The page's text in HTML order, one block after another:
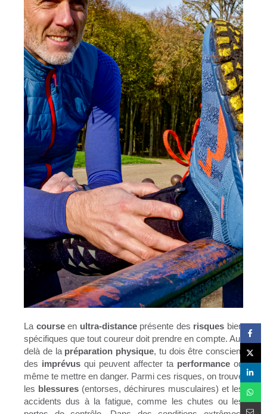
La courseen ultra-distanceprésente des risques bien
spécifiques que tout coureur doit prendre en compte. Au-
delà de la préparation physique, tu dois être conscient
des imprévus qui peuvent affecter ta performance ou
même te mettre en danger. Parmi ces risques, on trouve
les blessures (entorses, déchirures musculaires) et les
accidents dus à la fatigue, comme les chutes ou les